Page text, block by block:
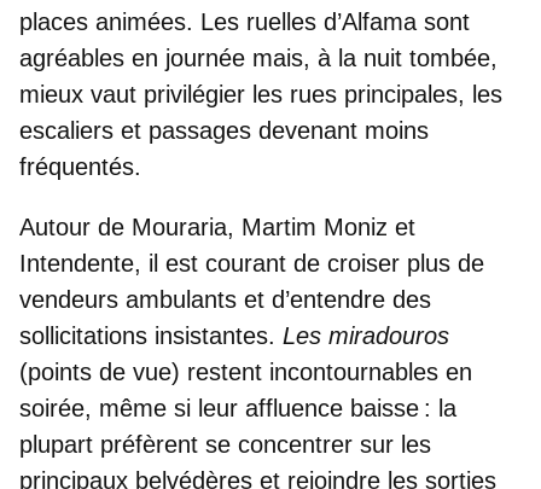
places animées. Les ruelles d’Alfama sont
agréables en journée mais, à la nuit tombée,
mieux vaut privilégier les rues principales, les
escaliers et passages devenant moins
fréquentés.
Autour de Mouraria, Martim Moniz et
Intendente, il est courant de croiser plus de
vendeurs ambulants et d’entendre des
sollicitations insistantes. Les miradouros
(points de vue) restent incontournables en
soirée, même si leur affluence baisse : la
plupart préfèrent se concentrer sur les
principaux belvédères et rejoindre les sorties